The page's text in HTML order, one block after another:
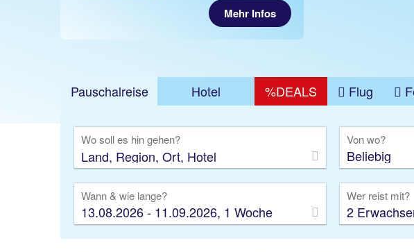
Mehr Infos
Pauschalreise Hotel %DEALS Flug
Wo soll es hin gehen? Von wo?
Beliebig
Wann & wie lange?
13.08.2026 - 11.09.2026, 1 Woche
Wer reist mit?
2